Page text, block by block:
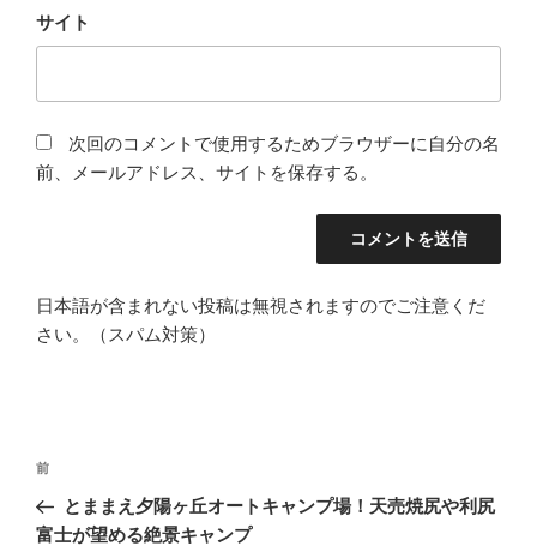
サイト
次回のコメントで使用するためブラウザーに自分の名
前、メールアドレス、サイトを保存する。
日本語が含まれない投稿は無視されますのでご注意くだ
さい。（スパム対策）
投
ナ
前
の
投
前
とままえ夕陽ヶ丘オートキャンプ場！天売焼尻や利尻
富士が望める絶景キャンプ